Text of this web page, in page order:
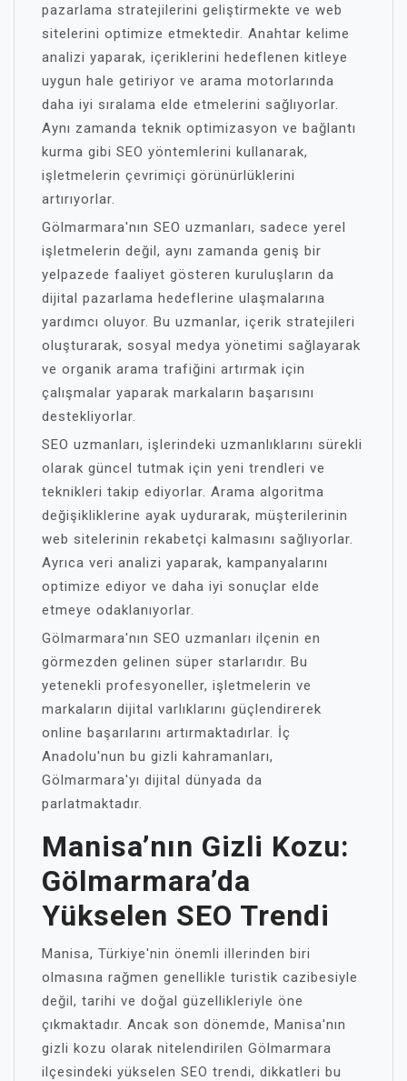
pazarlama stratejilerini geliştirmekte ve web
sitelerini optimize etmektedir. Anahtar kelime
analizi yaparak, içeriklerini hedeflenen kitleye
uygun hale getiriyor ve arama motorlarında
daha iyi sıralama elde etmelerini sağlıyorlar.
Aynı zamanda teknik optimizasyon ve bağlantı
kurma gibi SEO yöntemlerini kullanarak,
işletmelerin çevrimiçi görünürlüklerini
artırıyorlar.
Gölmarmara'nın SEO uzmanları, sadece yerel
işletmelerin değil, aynı zamanda geniş bir
yelpazede faaliyet gösteren kuruluşların da
dijital pazarlama hedeflerine ulaşmalarına
yardımcı oluyor. Bu uzmanlar, içerik stratejileri
oluşturarak, sosyal medya yönetimi sağlayarak
ve organik arama trafiğini artırmak için
çalışmalar yaparak markaların başarısını
destekliyorlar.
SEO uzmanları, işlerindeki uzmanlıklarını sürekli
olarak güncel tutmak için yeni trendleri ve
teknikleri takip ediyorlar. Arama algoritma
değişikliklerine ayak uydurarak, müşterilerinin
web sitelerinin rekabetçi kalmasını sağlıyorlar.
Ayrıca veri analizi yaparak, kampanyalarını
optimize ediyor ve daha iyi sonuçlar elde
etmeye odaklanıyorlar.
Gölmarmara'nın SEO uzmanları ilçenin en
görmezden gelinen süper starlarıdır. Bu
yetenekli profesyoneller, işletmelerin ve
markaların dijital varlıklarını güçlendirerek
online başarılarını artırmaktadırlar. İç
Anadolu'nun bu gizli kahramanları,
Gölmarmara'yı dijital dünyada da
parlatmaktadır.
Manisa’nın Gizli Kozu:
Gölmarmara’da
Yükselen SEO Trendi
Manisa, Türkiye'nin önemli illerinden biri
olmasına rağmen genellikle turistik cazibesiyle
değil, tarihi ve doğal güzellikleriyle öne
çıkmaktadır. Ancak son dönemde, Manisa'nın
gizli kozu olarak nitelendirilen Gölmarmara
ilçesindeki yükselen SEO trendi, dikkatleri bu